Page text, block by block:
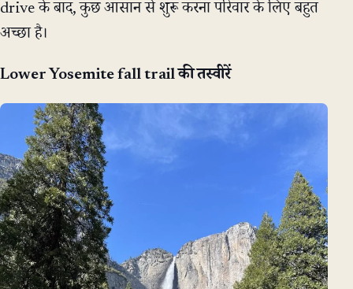
drive के बाद, कुछ आसान से शुरू करना परिवार के लिए बहुत
अच्छा है।
Lower Yosemite fall trail की तस्वीरें